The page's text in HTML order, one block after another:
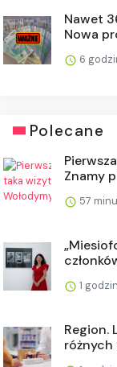
Nawet
Nowa
6
Polecane
Znamy
57
1
Region.
różnych